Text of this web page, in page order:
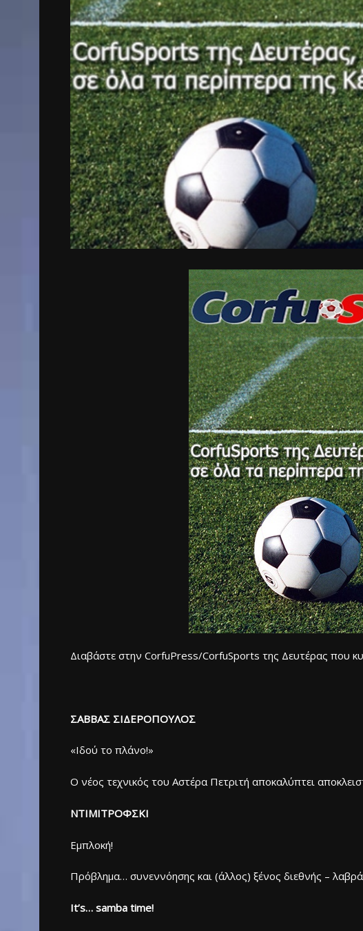
Διαβάστε στην CorfuPress/CorfuSports της Δευτέρας που
ΣΑΒΒΑΣ ΣΙΔΕΡΟΠΟΥΛΟΣ
«Ιδού το πλάνο!»
Ο νέος τεχνικός του Αστέρα Πετριτή αποκαλύπτει
ΝΤΙΜΙΤΡΟΦΣΚΙ
Eμπλοκή!
Πρόβλημα… συνεννόησης και (άλλος) ξένος διεθνής –
It’s… samba time!